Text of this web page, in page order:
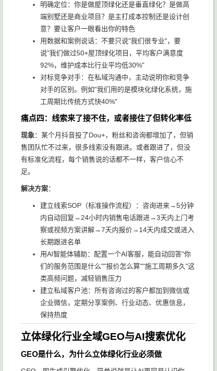
明确定位：你是做屋顶绿化还是垂直绿化？是做高
端别墅还是商业项目？是主打成本控制还是设计创
意？要让客户一眼看出你的特色
用数据和案例说话：不要只说"我们很专业"，要
说"我们做过50+屋顶绿化项目，平均客户满意度
92%，维护成本比行业平均低30%"
对标竞争对手：在私域沟通中，主动说明你和竞争
对手的区别。例如"我们用的是模块化绿化系统，施
工周期比传统方式快40%"
痛点四：线索来了接不住，或者接住了但转化率低
现象：某个月抖音投了Dou+，粉丝和咨询都增加了，但销
售团队忙不过来，很多线索没有跟进。或者跟进了，但没
有标准化流程，每个销售说的话都不一样，客户信心不
足。
解决方案：
建立线索SOP（标准操作流程）：咨询进来→5分钟
内自动回复→24小时内销售电话跟进→3天内上门考
察或视频方案讲解→7天内报价→14天内成交或进入
长期跟进名单
用AI智能体辅助：配置一个AI客服，能自动回答"你
们的服务范围是什么""报价怎么算""施工周期多久"这
类高频问题，减轻销售压力
建立私域客户池：所有咨询过的客户都加到微信或
企业微信，定期分享案例、行业动态、优惠信息，
保持热度
立体绿化行业全域GEO与AI搜索优化
GEO是什么，为什么立体绿化行业必须做